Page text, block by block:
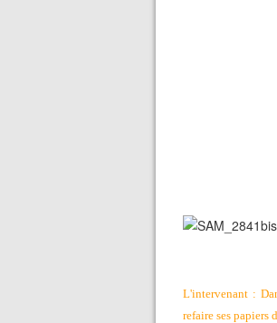
L'intervenant :
refaire ses papiers